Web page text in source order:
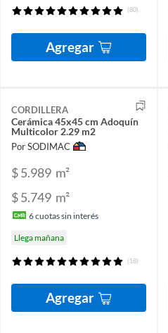
(80)
Agregar
CORDILLERA
Cerámica 45x45 cm Adoquín
Multicolor 2.29 m2
Por SODIMAC
$ 5.989 m²
$ 5.749 m²
6cuotas sin interés
Llega mañana
(18)
Agregar